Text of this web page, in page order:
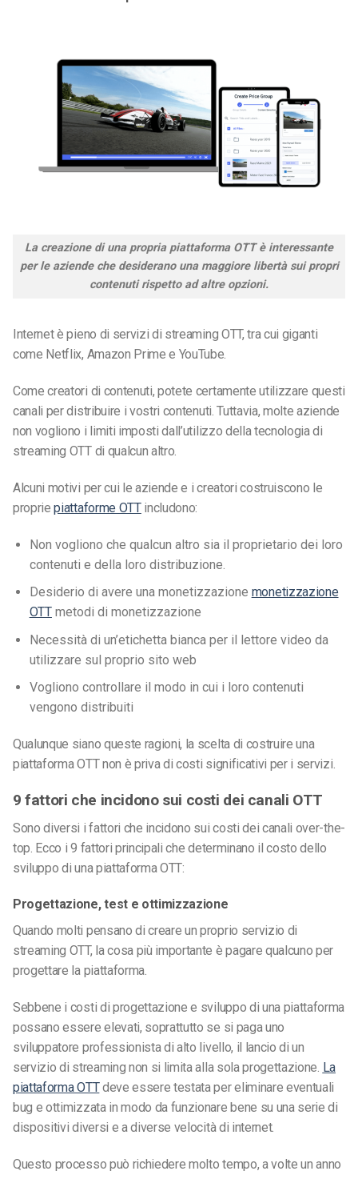
La creazione di una propria piattaforma OTT è interessante
per le aziende che desiderano una maggiore libertà sui propri
contenuti rispetto ad altre opzioni.
Internet è pieno di servizi di streaming OTT, tra cui giganti
come Netflix, Amazon Prime e YouTube.
Come creatori di contenuti, potete certamente utilizzare questi
canali per distribuire i vostri contenuti. Tuttavia, molte aziende
non vogliono i limiti imposti dall’utilizzo della tecnologia di
streaming OTT di qualcun altro.
Alcuni motivi per cui le aziende e i creatori costruiscono le
propriepiattaforme OTTincludono:
Non vogliono che qualcun altro sia il proprietario dei loro
contenuti e della loro distribuzione.
Desiderio di avere una monetizzazione monetizzazione
OTTmetodi di monetizzazione
Necessità di un’etichetta bianca per il lettore video da
utilizzare sul proprio sito web
Vogliono controllare il modo in cui i loro contenuti
vengono distribuiti
Qualunque siano queste ragioni, la scelta di costruire una
piattaforma OTT non è priva di costi significativi peri servizi.
9 fattori che incidono sui costi dei canali OTT
Sono diversi i fattori che incidono sui costi dei canali over-the-
top. Ecco i 9 fattori principali che determinano il costo dello
sviluppo di una piattaforma OTT:
Progettazione, test e ottimizzazione
Quando molti pensano di creare un proprio servizio di
streaming OTT, la cosa più importante è pagare qualcuno per
progettare la piattaforma.
Sebbene i costi di progettazione e sviluppo di una piattaforma
possano essere elevati, soprattutto se si paga uno
sviluppatore professionista di alto livello, il lancio di un
servizio di streaming non si limita alla sola progettazione. La
piattaforma OTTdeve essere testata per eliminare eventuali
bug e ottimizzata in modo da funzionare bene su una serie di
dispositivi diversi e a diverse velocità di internet.
Questo processo può richiedere molto tempo, a volte un anno